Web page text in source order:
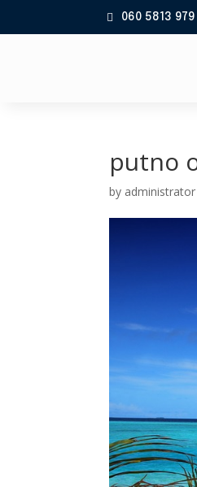
060 5813 979
putno
by administrator